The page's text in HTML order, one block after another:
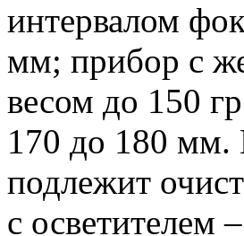
интервалом
мм; прибор с
весом до 150
170 до 180 мм.
подлежит
с осветителем